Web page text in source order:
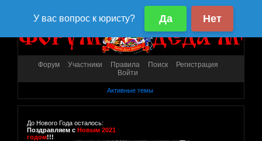
Форум Участники Правила Поиск
Регистрация
Войти
Активные темы
До Нового Года осталось:
Поздравляем с Новым 2021
годом!!!